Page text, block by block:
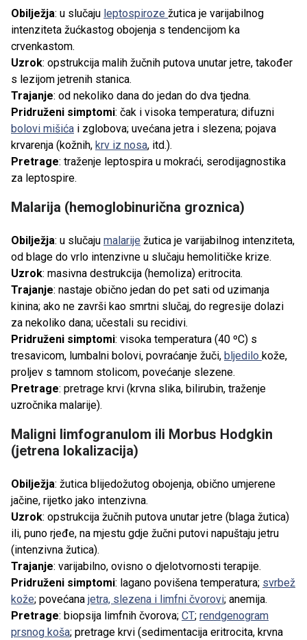
Obilježja: u slučaju leptospiroze žutica je varijabilnog
intenziteta žućkastog obojenja s tendencijom ka
crvenkastom.
Uzrok: opstrukcija malih žučnih putova unutar jetre, također
s lezijom jetrenih stanica.
Trajanje: od nekoliko dana do jedan do dva tjedna.
Pridruženi simptomi: čak i visoka temperatura; difuzni
bolovi mišića i zglobova; uvećana jetra i slezena; pojava
krvarenja (kožnih, krv iz nosa, itd.).
Pretrage: traženje leptospira u mokraći, serodijagnostika
za leptospire.
Malarija (hemoglobinurična groznica)
Obilježja: u slučaju malarije žutica je varijabilnog intenziteta,
od blage do vrlo intenzivne u slučaju hemolitičke krize.
Uzrok: masivna destrukcija (hemoliza) eritrocita.
Trajanje: nastaje obično jedan do pet sati od uzimanja
kinina; ako ne završi kao smrtni slučaj, do regresije dolazi
za nekoliko dana; učestali su recidivi.
Pridruženi simptomi: visoka temperatura (40 ºC) s
tresavicom, lumbalni bolovi, povraćanje žuči, bljedilo kože,
proljev s tamnom stolicom, povećanje slezene.
Pretrage: pretrage krvi (krvna slika, bilirubin, traženje
uzročnika malarije).
Maligni limfogranulom ili Morbus Hodgkin
(jetrena lokalizacija)
Obilježja: žutica blijedožutog obojenja, obično umjerene
jačine, rijetko jako intenzivna.
Uzrok: opstrukcija žučnih putova unutar jetre (blaga žutica)
ili, puno rjeđe, na mjestu gdje žučni putovi napuštaju jetru
(intenzivna žutica).
Trajanje: varijabilno, ovisno o djelotvornosti terapije.
Pridruženi simptomi: lagano povišena temperatura; svrbež
kože; povećana jetra, slezena i limfni čvorovi; anemija.
Pretrage: biopsija limfnih čvorova; CT; rendgenogram
prsnog koša; pretrage krvi (sedimentacija eritrocita, krvna